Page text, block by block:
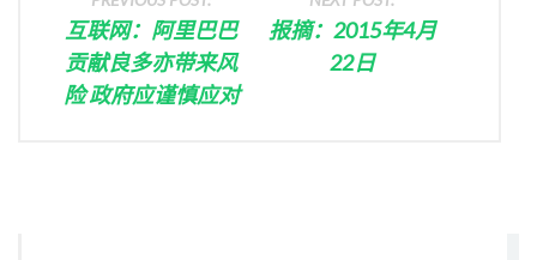
互联网：阿里巴巴
贡献良多亦带来风
险 政府应谨慎应对
报摘：2015年4月
22日